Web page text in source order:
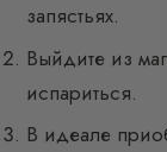
запястьях.
Выйдите из
испариться.
В идеале